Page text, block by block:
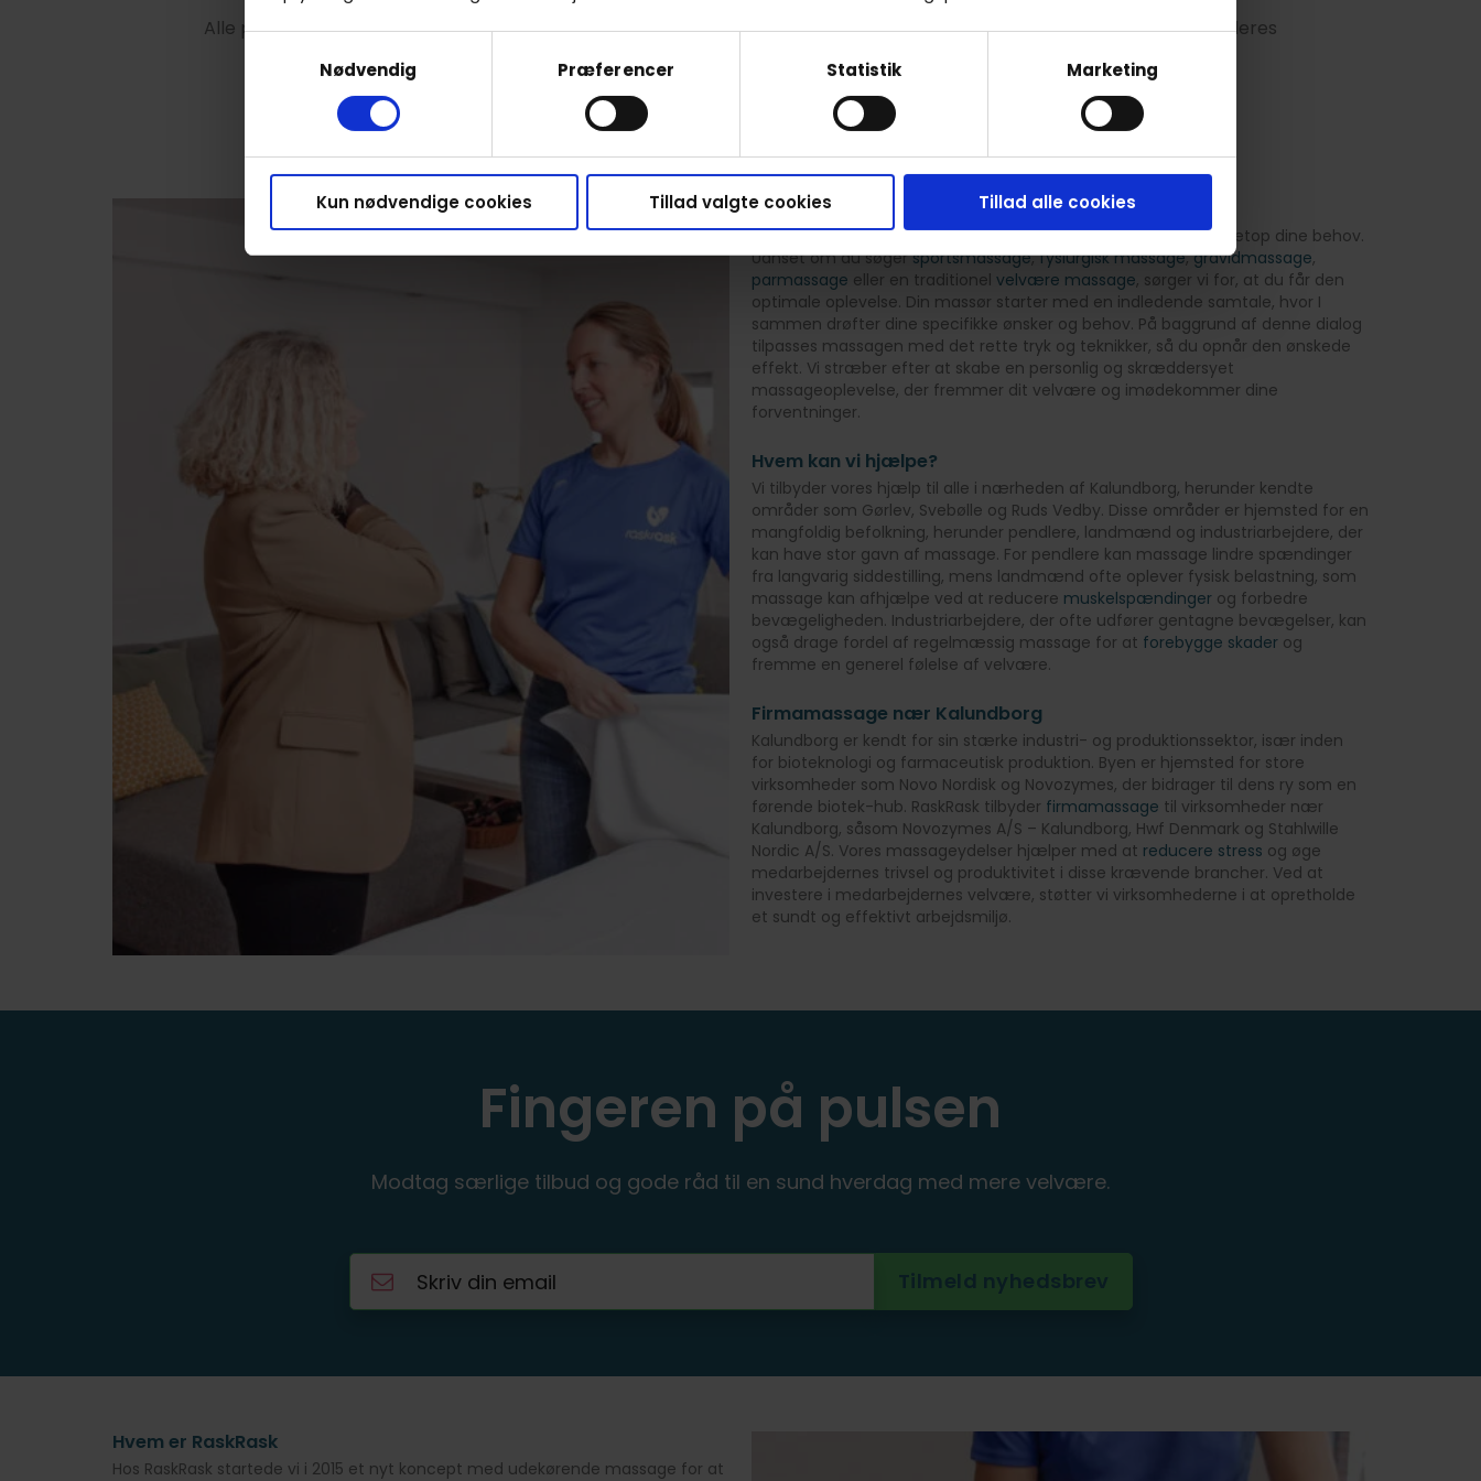
Nødvendig
Præferencer Statistik Marketing
Kun nødvendige cookies Tillad valgte cookies Tillad alle cookies
Alle priser starter fra 45 minutter og er inklusiv transport, forsikring og godt humør. Tryk på behandleren for at se alle deres
RaskRask tilbyder
Hos RaskRask er vi dedikerede til at tilpasse vores massage til netop dine behov.
Uanset om du søgersportsmassage,fysiurgisk massage,gravidmassage,
parmassage eller en traditionel velvære massage, sørger vi for, at du får den
optimale oplevelse. Din massør starter med en indledende samtale, hvor I
sammen drøfter dine specifikke ønsker og behov. På baggrund af denne dialog
tilpasses massagen med det rette tryk og teknikker, så du opnår den ønskede
effekt. Vi stræber efter at skabe en personlig og skræddersyet
massageoplevelse, der fremmer dit velvære og imødekommer dine
forventninger.
Hvem kan vi hjælpe?
Vi tilbyder vores hjælp til alle i nærheden af Kalundborg, herunder kendte
områder som Gørlev, Svebølle og Ruds Vedby. Disse områder er hjemsted for en
mangfoldig befolkning, herunder pendlere, landmænd og industriarbejdere, der
kan have stor gavn af massage. For pendlere kan massage lindre spændinger
fra langvarig siddestilling, mens landmænd ofte oplever fysisk belastning, som
massage kan afhjælpe ved at reducere muskelspændinger og forbedre
bevægeligheden. Industriarbejdere, der ofte udfører gentagne bevægelser, kan
også drage fordel af regelmæssig massage for at forebygge skader og
fremme en generel følelse af velvære.
Firmamassage nær Kalundborg
Kalundborg er kendt for sin stærke industri- og produktionssektor, især inden
for bioteknologi og farmaceutisk produktion. Byen er hjemsted for store
virksomheder som Novo Nordisk og Novozymes, der bidrager til dens ry som en
førende biotek-hub. RaskRask tilbyder firmamassage til virksomheder nær
Kalundborg, såsom Novozymes A/S – Kalundborg, Hwf Denmark og Stahlwille
Nordic A/S. Vores massageydelser hjælper med at reducere stress og øge
medarbejdernes trivsel og produktivitet i disse krævende brancher. Ved at
investere i medarbejdernes velvære, støtter vi virksomhederne i at opretholde
et sundt og effektivt arbejdsmiljø.
Fingeren på pulsen
Modtag særlige tilbud og gode råd til en sund hverdag med mere velvære.
Hvem er RaskRask
Hos RaskRask startede vi i 2015 et nyt koncept med udekørende massage for at